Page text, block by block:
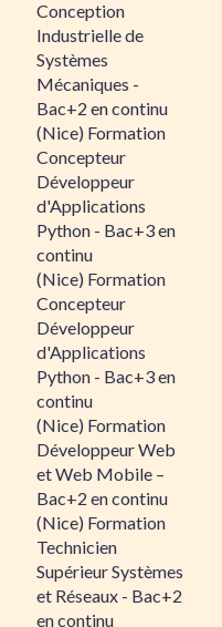
Conception
Industrielle de
Systèmes
Mécaniques -
Bac+2 en continu
(Nice) Formation
Concepteur
Développeur
d'Applications
Python - Bac+3 en
continu
(Nice) Formation
Concepteur
Développeur
d'Applications
Python - Bac+3 en
continu
(Nice) Formation
Développeur Web
et Web Mobile –
Bac+2 en continu
(Nice) Formation
Technicien
Supérieur Systèmes
et Réseaux - Bac+2
en continu